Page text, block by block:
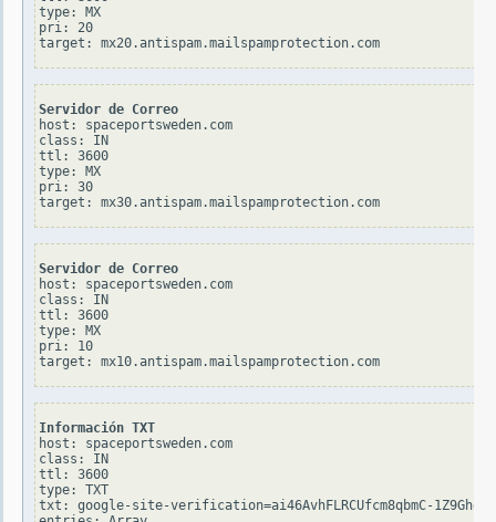
type: MX
pri: 20
Servidor de Correo
host: spaceportsweden.com
class: IN
ttl: 3600
type: MX
pri: 30
Servidor de Correo
host: spaceportsweden.com
class: IN
ttl: 3600
type: MX
pri: 10
Información TXT
host: spaceportsweden.com
class: IN
ttl: 3600
type: TXT
txt: google-site-verification=ai46AvhFLRCUfcm8qbmC-